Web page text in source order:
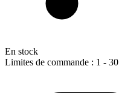
En stock
Limites de commande : 1 - 30